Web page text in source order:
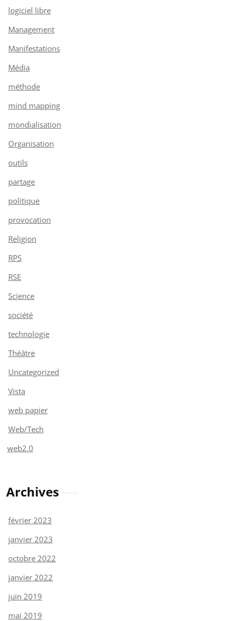
logiciel libre
Management
Manifestations
Média
méthode
mind mapping
mondialisation
Organisation
outils
partage
politique
provocation
Religion
RPS
RSE
Science
société
technologie
Théâtre
Uncategorized
Vista
web papier
Web/Tech
web2.0
Archives
février 2023
janvier 2023
octobre 2022
janvier 2022
juin 2019
mai 2019